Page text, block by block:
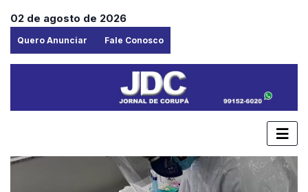
02 de agosto de 2026
Quero Anunciar Fale Conosco